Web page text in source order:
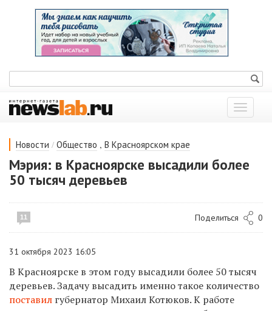
Показать
меню
Новости / Общество , В Красноярском крае
Мэрия: в Красноярске высадили более
50 тысяч деревьев
11 Поделиться 0
31 октября 2023 16:05
В Красноярске в этом году высадили более 50 тысяч
деревьев. Задачу высадить именно такое количество
поставил губернатор Михаил Котюков. К работе